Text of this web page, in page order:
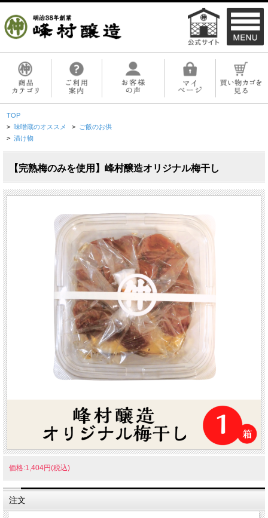
TOP
> 味噌蔵のオススメ > ご飯のお供
> 漬け物
【完熟梅のみを使用】峰村醸造オリジナル梅干し
価格:1,404円(税込)
注文